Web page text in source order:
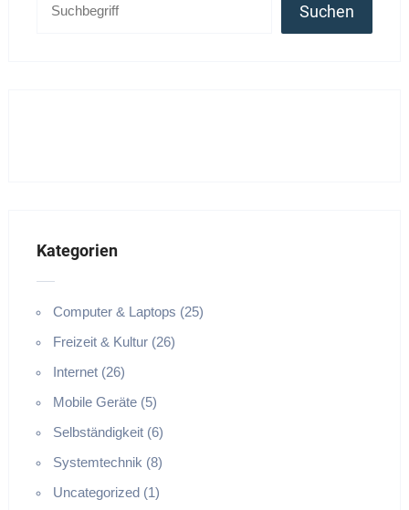
Suchen
Kategorien
Computer & Laptops (25)
Freizeit & Kultur (26)
Internet (26)
Mobile Geräte (5)
Selbständigkeit (6)
Systemtechnik (8)
Uncategorized (1)